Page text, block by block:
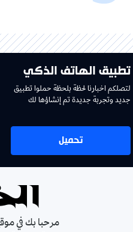
تطبيق الهاتف الذكي
لتصلكم اخبارنا لحظة بلحظة حملوا تطبيق
جديد وتجربة جديدة تم إنشاؤها لك
تحميل
مرحبا بك في موقع